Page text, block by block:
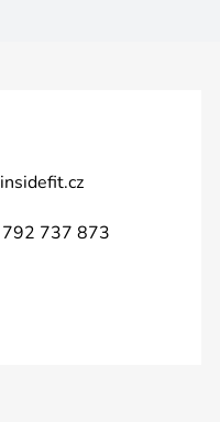
insidefit.cz
737 873